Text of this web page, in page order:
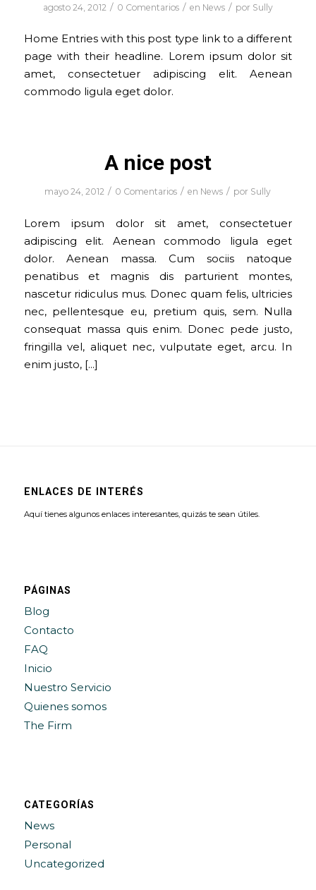
agosto 24, 2012 / 0 Comentarios / en News / por Sully
Home Entries with this post type link to a different
page with their headline. Lorem ipsum dolor sit
amet, consectetuer adipiscing elit. Aenean
commodo ligula eget dolor.
A nice post
mayo 24, 2012 / 0 Comentarios / en News / por Sully
Lorem ipsum dolor sit amet, consectetuer
adipiscing elit. Aenean commodo ligula eget
dolor. Aenean massa. Cum sociis natoque
penatibus et magnis dis parturient montes,
nascetur ridiculus mus. Donec quam felis, ultricies
nec, pellentesque eu, pretium quis, sem. Nulla
consequat massa quis enim. Donec pede justo,
fringilla vel, aliquet nec, vulputate eget, arcu. In
enim justo, […]
ENLACES DE INTERÉS
Aquí tienes algunos enlaces interesantes, quizás te sean útiles.
PÁGINAS
Blog
Contacto
FAQ
Inicio
Nuestro Servicio
Quienes somos
The Firm
CATEGORÍAS
News
Personal
Uncategorized